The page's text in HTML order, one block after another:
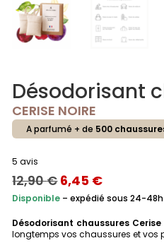
Désodorisant
CERISE NOIRE
A parfumé + de 500
5 avis
12,90€LE
PRIX
INITIAL
12,90 €.
6,45 €LE
PRIX
ACTUEL
6,45 €.
Disponible – expédié sous 24-48h
Désodorisant chaussures Cerise
longtemps vos chaussures et vos